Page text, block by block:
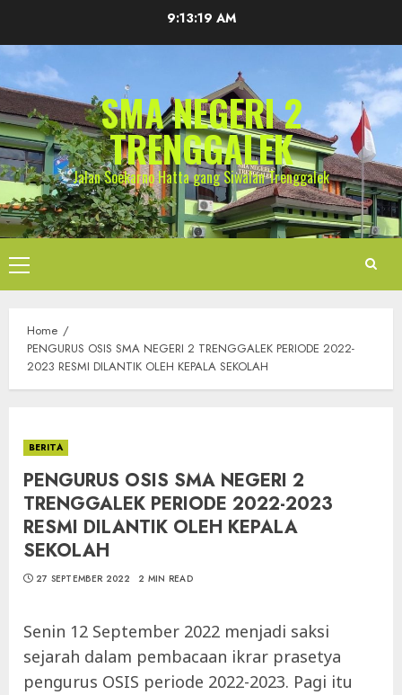
content
9:13:19 AM
SMA NEGERI 2
TRENGGALEK
Jalan Soekarno Hatta gang Siwalan Trenggalek
Primary
Menu
Home
PENGURUS OSIS SMA NEGERI 2 TRENGGALEK PERIODE 2022-
2023 RESMI DILANTIK OLEH KEPALA SEKOLAH
BERITA
PENGURUS OSIS SMA NEGERI 2
TRENGGALEK PERIODE 2022-2023
RESMI DILANTIK OLEH KEPALA
SEKOLAH
27 SEPTEMBER 2022 2 MIN READ
Senin 12 September 2022 menjadi saksi
sejarah dalam pembacaan ikrar prasetya
pengurus OSIS periode 2022-2023. Pagi itu